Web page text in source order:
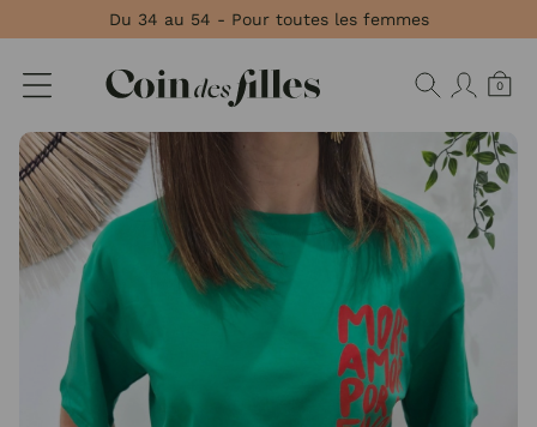
Du 34 au 54 - Pour toutes les femmes
0
Panneau de gestion des cookies